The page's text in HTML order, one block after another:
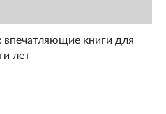
книги для
лет